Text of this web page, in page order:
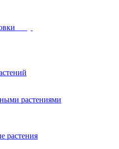
растениями
растения